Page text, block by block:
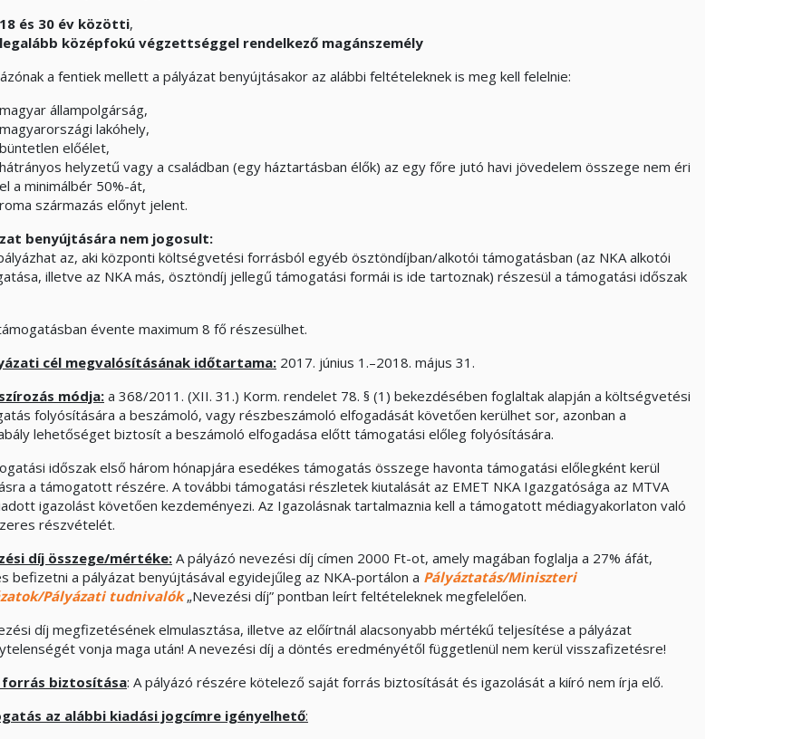
18 és 30 év közötti,
legalább középfokú végzettséggel rendelkező magánszemély
a fentiek mellett a pályázat benyújtásakor az alábbi feltételeknek is meg kell felelnie:
magyar állampolgárság,
magyarországi lakóhely,
büntetlen előélet,
hátrányos helyzetű vagy a családban (egy háztartásban élők) az egy főre jutó havi jövedelem összege nem éri
el a minimálbér 50%-át,
roma származás előnyt jelent.
benyújtására nem jogosult:
az, aki központi költségvetési forrásból egyéb ösztöndíjban/alkotói támogatásban (az NKA alkotói
illetve az NKA más, ösztöndíj jellegű támogatási formái is ide tartoznak) részesül a támogatási időszak
évente maximum 8 fő részesülhet.
cél megvalósításának időtartama: 2017. június 1.–2018. május 31.
módja: a 368/2011. (XII. 31.) Korm. rendelet 78. § (1) bekezdésében foglaltak alapján a költségvetési
folyósítására a beszámoló, vagy részbeszámoló elfogadását követően kerülhet sor, azonban a
lehetőséget biztosít a beszámoló elfogadása előtt támogatási előleg folyósítására.
időszak első három hónapjára esedékes támogatás összege havonta támogatási előlegként kerül
a támogatott részére. A további támogatási részletek kiutalását az EMET NKA Igazgatósága az MTVA
igazolást követően kezdeményezi. Az Igazolásnak tartalmaznia kell a támogatott médiagyakorlaton való
részvételét.
díj összege/mértéke: A pályázó nevezési díj címen 2000 Ft-ot, amely magában foglalja a 27% áfát,
befizetni a pályázat benyújtásával egyidejűleg az NKA-portálon a Pályáztatás/Miniszteri
Pályázati tudnivalók„Nevezési díj” pontban leírt feltételeknek megfelelően.
díj megfizetésének elmulasztása, illetve az előírtnál alacsonyabb mértékű teljesítése a pályázat
vonja maga után! A nevezési díj a döntés eredményétől függetlenül nem kerül visszafizetésre!
forrás biztosítása: A pályázó részére kötelező saját forrás biztosítását és igazolását a kiíró nem írja elő.
az alábbi kiadási jogcímre igényelhető: